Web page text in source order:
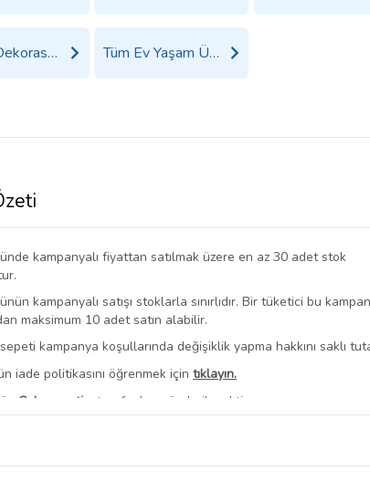
Tüm Ev Dekorasyon Ürünleri Tüm Ev Yaşam Ürünleri
kampanyalı fiyattan satılmak üzere en az 30 adet stok
kampanyalı satışı stoklarla sınırlıdır. Bir tüketici bu
maksimum 10 adet satın alabilir.
kampanya koşullarında değişiklik yapma hakkını saklı
iade politikasını öğrenmek için tıklayın.
Cakasepetim
tarafından gönderilecektir.